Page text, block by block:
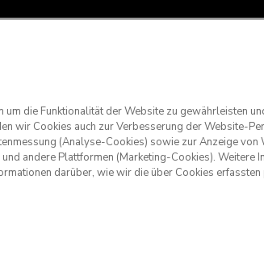
und das Design der Küchenmaschine sind
die Funktionalität der Website zu gewährleisten
wir Cookies auch zur Verbesserung der Website-
(Analyse-Cookies) sowie zur Anzeige von
andere Plattformen (Marketing-Cookies). Weitere
darüber, wie wir die über Cookies